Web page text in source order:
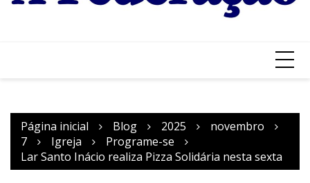
Página inicial Blog 2025
novembro
7
Igreja
Programe-se
Lar Santo Inácio realiza Pizza Solidária nesta sexta